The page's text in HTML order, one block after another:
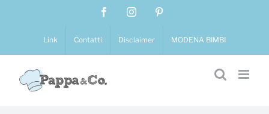
contenuto
FacebookInstagram
Link Contatti Disclaimer MODENA BIMBI